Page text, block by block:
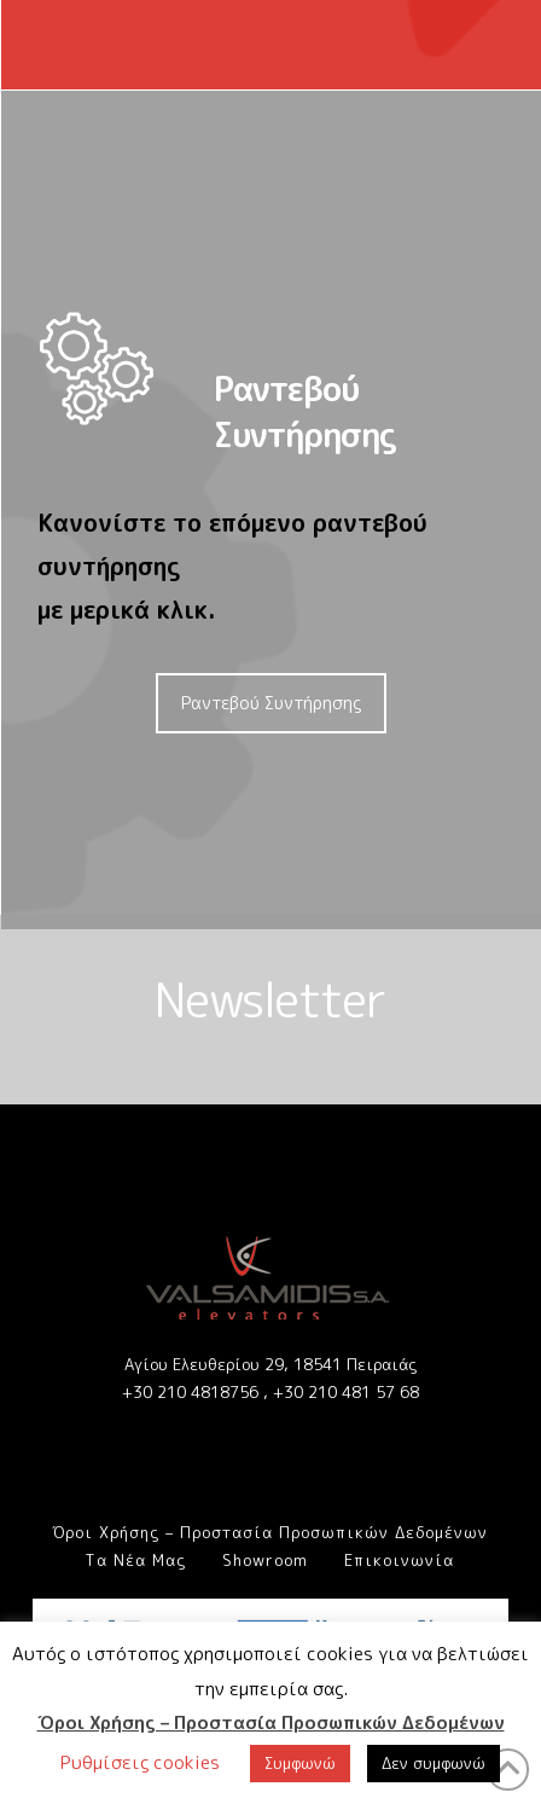
Ραντεβού
Συντήρησης
Κανονίστε το επόμενο ραντεβού
συντήρησης
με μερικά κλικ.
Ραντεβού Συντήρησης
Newsletter
Αγίου Ελευθερίου 29, 18541 Πειραιάς
+30 210 4818756 , +30 210 481 57 68
Όροι Χρήσης – Προστασία Προσωπικών Δεδομένων
Τα Νέα Μας
Showroom Επικοινωνία
Designed and Developed byNetwork Dynamics
Αυτός ο ιστότοπος χρησιμοποιεί cookies για να βελτιώσει
την εμπειρία σας.
Όροι Χρήσης – Προστασία Προσωπικών Δεδομένων
Ρυθμίσεις cookies
Συμφωνώ Δεν συμφωνώ